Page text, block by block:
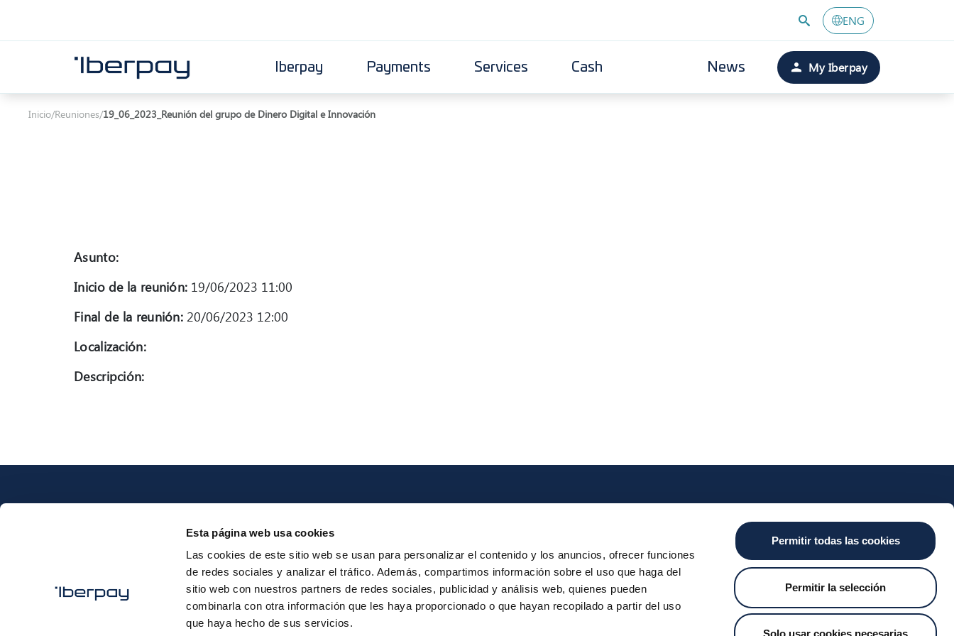
Esta página web usa cookies
Las cookies de este sitio web se usan para personalizar el contenido y los anuncios, ofrecer funciones
de redes sociales y analizar el tráfico. Además, compartimos información sobre el uso que haga del
sitio web con nuestros partners de redes sociales, publicidad y análisis web, quienes pueden
combinarla con otra información que les haya proporcionado o que hayan recopilado a partir del uso
que haya hecho de sus servicios.
Permitir todas las cookies
Permitir la selección
Solo usar cookies necesarias
ENG
Iberpay
Iberpay Payments Services Cash News My Iberpay
Inicio/Reuniones/19_06_2023_Reunión del grupo de Dinero Digital e Innovación
Asunto:
Inicio de la reunión: 19/06/2023 11:00
Final de la reunión: 20/06/2023 12:00
Localización:
Descripción:
Annual Reports
Instant Credit Transfers
RTP
About the SDA
Services
Valitic
Payguard
Account Switching
News
Iberpay News